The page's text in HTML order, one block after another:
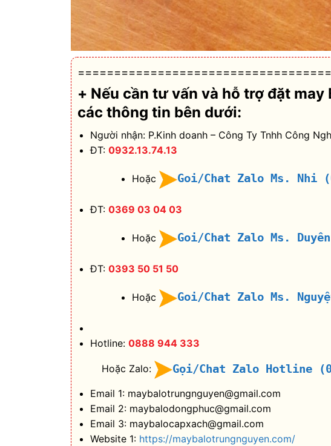
+ Nếu cần tư vấn và hỗ trợ đặt may
các thông tin bên dưới:
Người nhận: P.Kinh doanh – Công Ty Tnhh Công
ĐT: 0932.13.74.13
Hoặc Goi/Chat Zalo Ms. Nhi
ĐT: 0369 03 04 03
Hoặc Goi/Chat Zalo Ms.
ĐT: 0393 50 51 50
Hoặc Goi/Chat Zalo Ms.
Hotline: 0888 944 333
Hoặc Zalo: Gọi/Chat Zalo Hotline
Email 1: maybalotrungnguyen@gmail.com
Email 2: maybalodongphuc@gmail.com
Email 3: maybalocapxach@gmail.com
Website 1: https://maybalotrungnguyen.com/